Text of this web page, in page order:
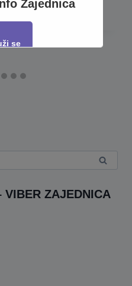
VIBER ZAJEDNICA
Zajednica
se
16 seconds